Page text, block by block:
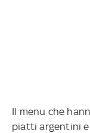
Il menu che
piatti argentini